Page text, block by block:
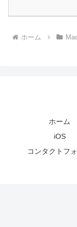
ホーム
ホーム
iOS
コンタクトフ